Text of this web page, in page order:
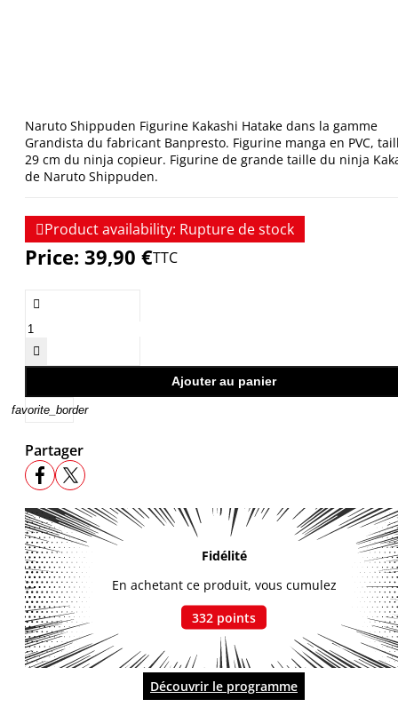
Naruto Shippuden Figurine Kakashi Hatake dans la gamme
Grandista du fabricant Banpresto. Figurine manga en PVC,
29 cm du ninja copieur. Figurine de grande taille du ninja
de Naruto Shippuden.
Price: 39,90 €TTC


Ajouter au panier
favorite_border
Product availability: Rupture de stock
Partager
Fidélité
En achetant ce produit, vous cumulez
332 points
Découvrir le programme